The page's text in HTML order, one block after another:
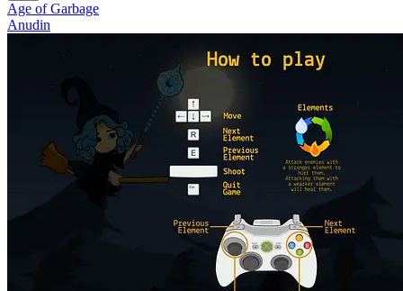
Age of Garbage
Anudin